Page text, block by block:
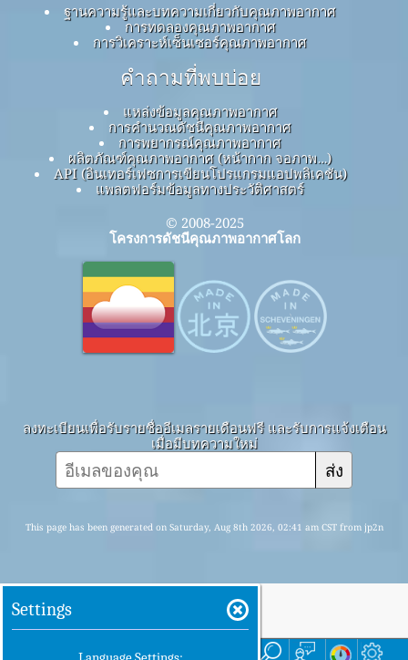
ฐานความรู้และบทความเกี่ยวกับคุณภาพอากาศ
การทดลองคุณภาพอากาศ
การวิเคราะห์เซ็นเซอร์คุณภาพอากาศ
คำถามที่พบบ่อย
แหล่งข้อมูลคุณภาพอากาศ
การคำนวณดัชนีคุณภาพอากาศ
การพยากรณ์คุณภาพอากาศ
ผลิตภัณฑ์คุณภาพอากาศ (หน้ากาก จอภาพ…)
API (อินเทอร์เฟซการเขียนโปรแกรมแอปพลิเคชัน)
แพลตฟอร์มข้อมูลทางประวัติศาสตร์
© 2008-2025
โครงการดัชนีคุณภาพอากาศโลก
ลงทะเบียนเพื่อรับรายชื่ออีเมลรายเดือนฟรี และรับการแจ้งเตือน
เมื่อมีบทความใหม่
ส่ง
This page has been generated on Saturday, Aug 8th 2026, 02:41 am CST from jp2n
Settings